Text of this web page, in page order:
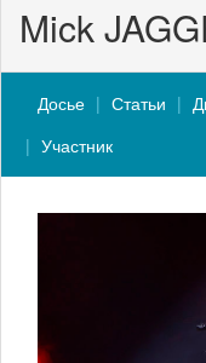
Mick
Досье Статьи
Участник